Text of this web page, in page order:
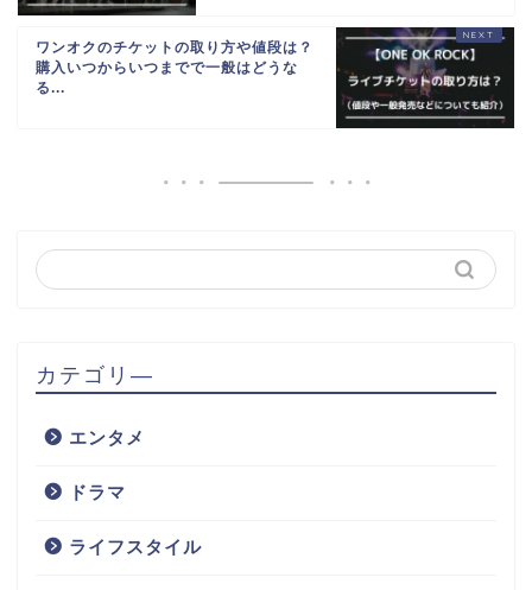
ワンオクのチケットの取り方や値段は？
購入いつからいつまでで一般はどうな
る...
カテゴリ―
エンタメ
ドラマ
ライフスタイル